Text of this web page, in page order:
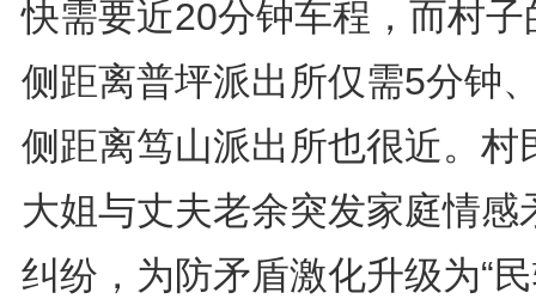
快需要近20分钟车程，而村子
侧距离普坪派出所仅需5分钟
侧距离笃山派出所也很近。村
大姐与丈夫老余突发家庭情感
纠纷，为防矛盾激化升级为“